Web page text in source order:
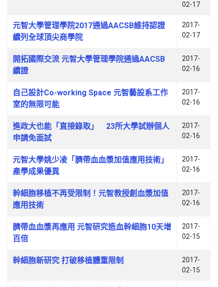
02-17
元智大學管理學院2017通過AACSB維持認證
續列全球頂尖商學院
2017-
02-17
開拓國際交流 元智大學管理學院通過AACSB
續證
2017-
02-16
自己設計Co-working Space 元智藝設系工作
室的無限可能
2017-
02-16
進政大也能「直接錄取」 23所大學試辦個人
申請免面試
2017-
02-16
元智大學姚少凌「臍帶血血漿加值應用技術」
產學成果優異
2017-
02-16
幹細胞移植不再受限制！元智教授創血漿加值
應用技術
2017-
02-16
臍帶血血漿再應用 元智研究造血幹細胞10天增
百倍
2017-
02-15
幹細胞新研究 打破移植體重限制
2017-
02-15